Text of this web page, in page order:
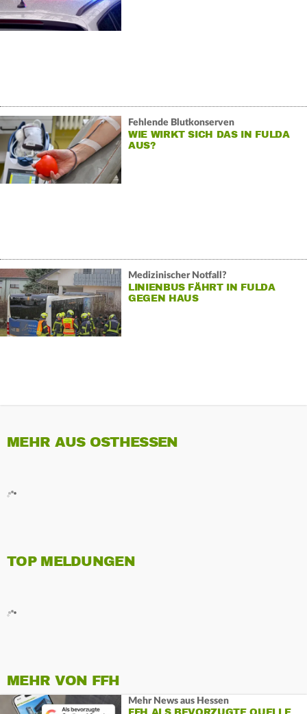
Fehlende Blutkonserven
WIE WIRKT SICH DAS IN FULDA
AUS?
Medizinischer Notfall?
LINIENBUS FÄHRT IN FULDA
GEGEN HAUS
MEHR AUS OSTHESSEN
TOP MELDUNGEN
MEHR VON FFH
Mehr News aus Hessen